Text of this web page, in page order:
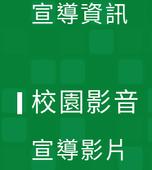
宣導資訊
校園影音
宣導影片